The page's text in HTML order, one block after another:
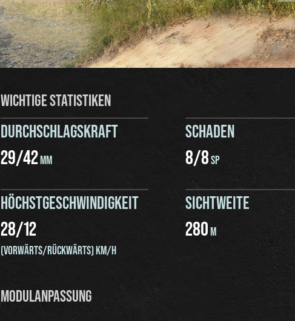
WICHTIGE STATISTIKEN
DURCHSCHLAGSKRAFT
29/42MM
SCHADEN
8/8SP
HÖCHSTGESCHWINDIGKEIT
28/12
(VORWÄRTS/RÜCKWÄRTS) KM/H
SICHTWEITE
280M
MODULANPASSUNG